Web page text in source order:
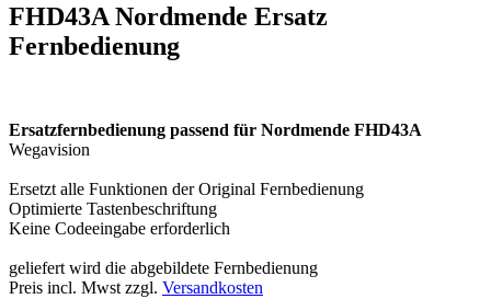
FHD43A Nordmende Ersatz
Fernbedienung
Ersatzfernbedienung passend für Nordmende FHD43A
Wegavision
Ersetzt alle Funktionen der Original Fernbedienung
Optimierte Tastenbeschriftung
Keine Codeeingabe erforderlich
geliefert wird die abgebildete Fernbedienung
Preis incl. Mwst zzgl. Versandkosten